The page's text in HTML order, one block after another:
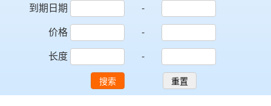
到期日期
-
价格
-
长度
-
搜索 重置